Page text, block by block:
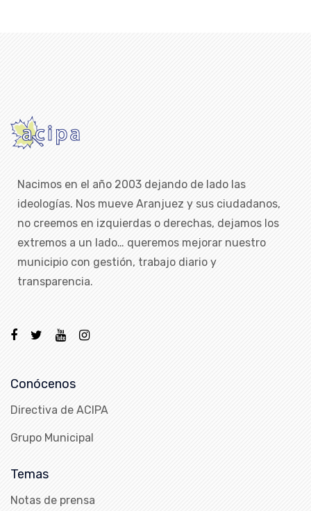
Nacimos en el año 2003 dejando de lado las
ideologías. Nos mueve Aranjuez y sus ciudadanos,
no creemos en izquierdas o derechas, dejamos los
extremos a un lado… queremos mejorar nuestro
municipio con gestión, trabajo diario y
transparencia.
Conócenos
Directiva de ACIPA
Grupo Municipal
Temas
Notas de prensa